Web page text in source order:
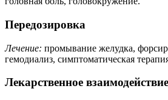
Передозировка
Лечение: промывание желудка,
гемодиализ, симптоматическая
Лекарственное взаимодействие